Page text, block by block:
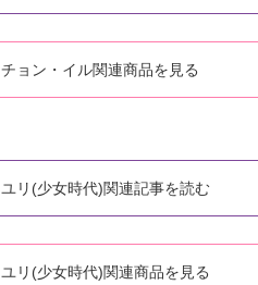
チョン・イル関連商品を見る
ユリ(少女時代)関連記事を読む
ユリ(少女時代)関連商品を見る